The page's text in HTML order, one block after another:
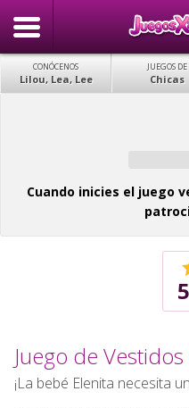
CONÓCENOS
Lilou, Lea, Lee
JUEGOS DE
Chicas
Cuando inicies el juego
5
Juego de
¡La bebé Elenita necesita